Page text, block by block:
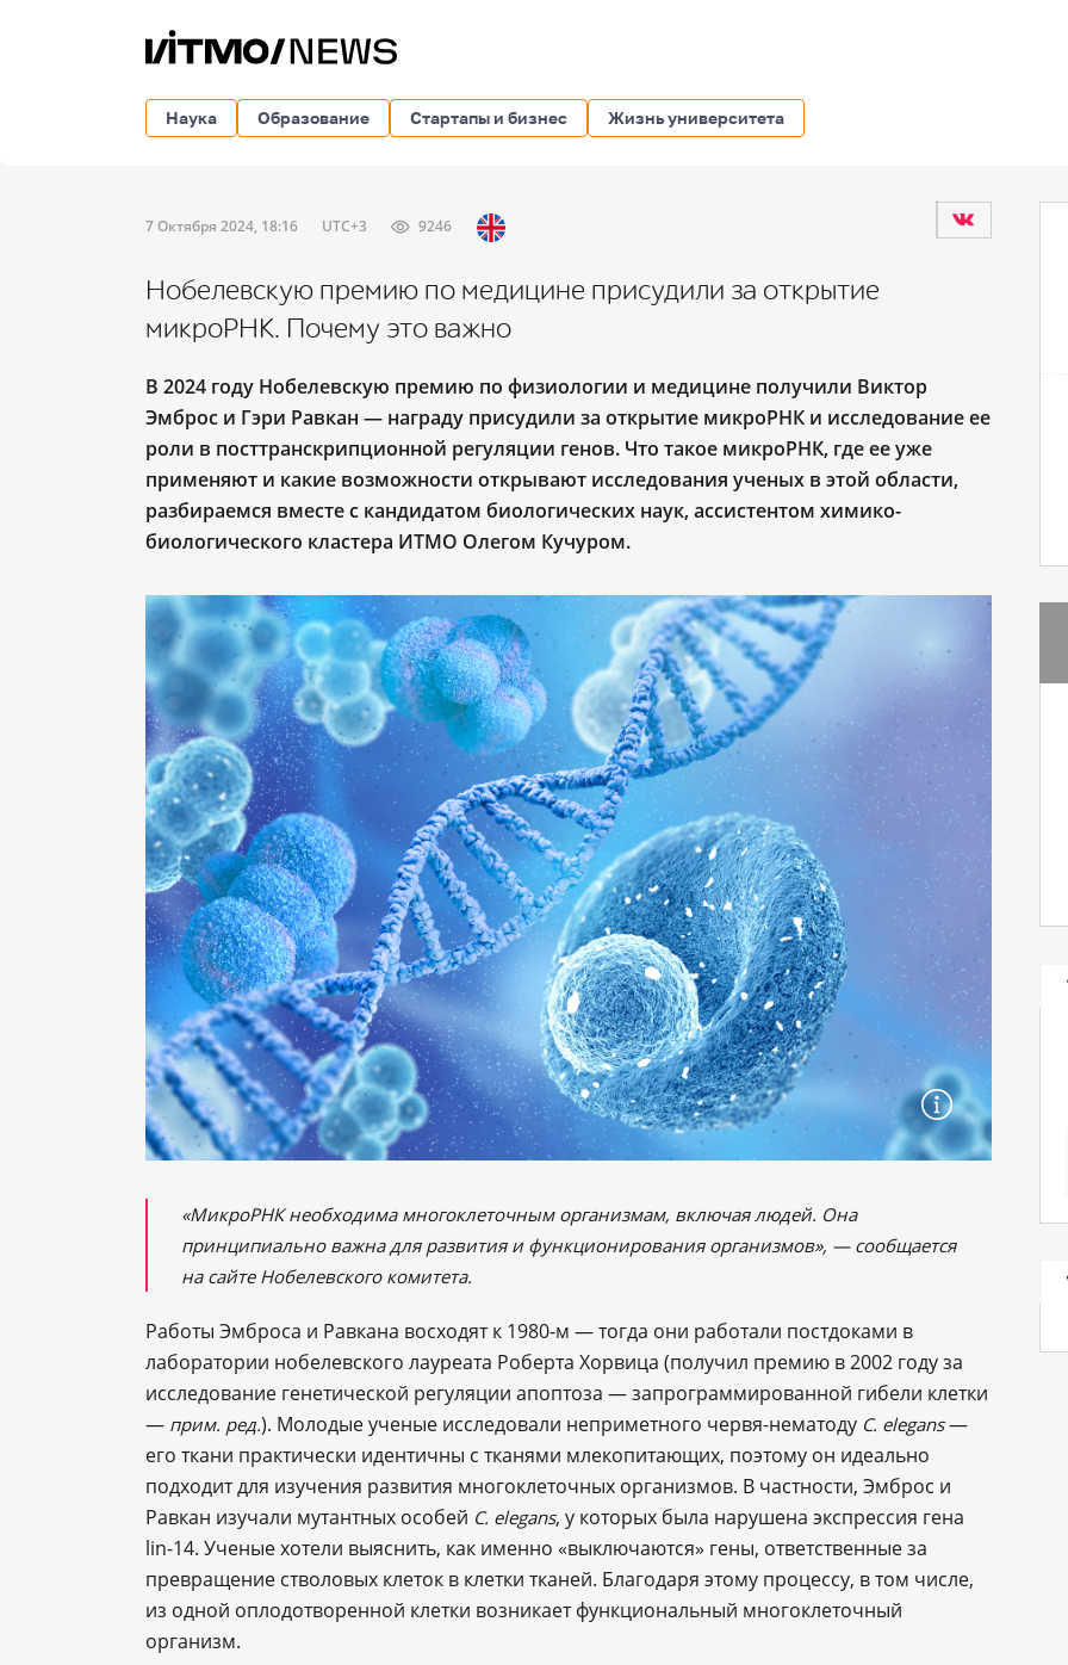
Наука Образование Стартапы и бизнес Жизнь университета
7 Октября 2024, 18:16 UTC+3 9246
Нобелевскую премию по медицине присудили за открытие
микроРНК. Почему это важно
В 2024 году Нобелевскую премию по физиологии и медицине получили Виктор
Эмброс и Гэри Равкан ― награду присудили за открытие микроРНК и исследование ее
роли в посттранскрипционной регуляции генов. Что такое микроРНК, где ее уже
применяют и какие возможности открывают исследования ученых в этой области,
разбираемся вместе с кандидатом биологических наук, ассистентом химико-
биологического кластера ИТМО Олегом Кучуром.
«МикроРНК необходима многоклеточным организмам, включая людей. Она
принципиально важна для развития и функционирования организмов», — сообщается
на сайте Нобелевского комитета.
Работы Эмброса и Равкана восходят к 1980-м ― тогда они работали постдоками в
лаборатории нобелевского лауреата Роберта Хорвица (получил премию в 2002 году за
исследование генетической регуляции апоптоза — запрограммированной гибели клетки
― прим. ред.). Молодые ученые исследовали неприметного червя-нематоду C. elegans—
его ткани практически идентичны с тканями млекопитающих, поэтому он идеально
подходит для изучения развития многоклеточных организмов. В частности, Эмброс и
Равкан изучали мутантных особей C. elegans, у которых была нарушена экспрессия гена
lin-14. Ученые хотели выяснить, как именно «выключаются» гены, ответственные за
превращение стволовых клеток в клетки тканей. Благодаря этому процессу, в том числе,
из одной оплодотворенной клетки возникает функциональный многоклеточный
организм.